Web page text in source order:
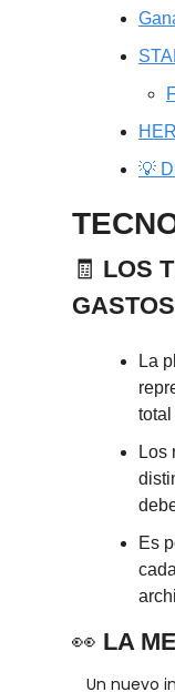
💡
🧾 LOS
GASTOS
La
Los
Es
👀 LA
Un nuevo